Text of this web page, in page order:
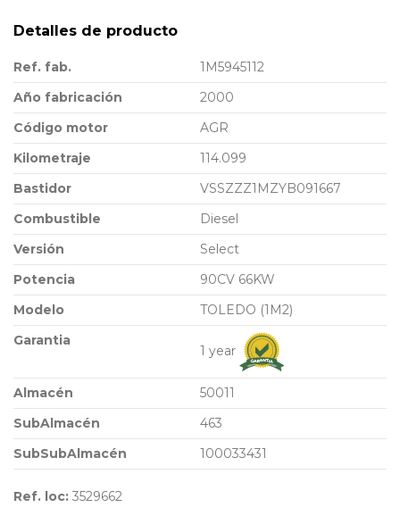
Detalles de producto
Ref. fab.
1M5945112
Año fabricación
2000
Código motor
AGR
Kilometraje
114.099
Bastidor
VSSZZZ1MZYB091667
Combustible
Diesel
Versión
Select
Potencia
90CV 66KW
Modelo
TOLEDO (1M2)
Garantia
1 year
Almacén
50011
SubAlmacén
463
SubSubAlmacén
100033431
Ref. loc: 3529662